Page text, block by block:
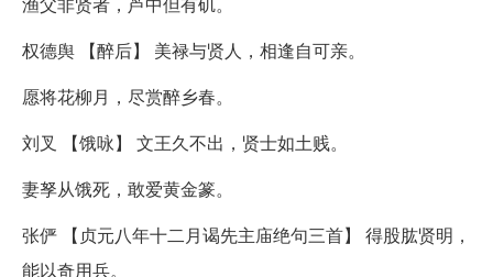
权德舆 【醉后】 美禄与贤人，相逢自可亲。
愿将花柳月，尽赏醉乡春。
刘叉 【饿咏】 文王久不出，贤士如土贱。
妻孥从饿死，敢爱黄金篆。
张俨 【贞元八年十二月谒先主庙绝句三首】 得股肱贤明，
能以奇用兵。